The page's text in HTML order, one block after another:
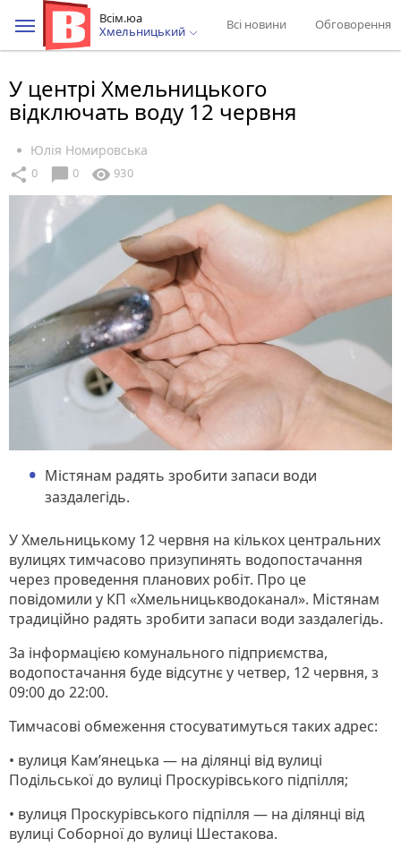
Всім.юа
Хмельницький
Всі новини Обговорення
У центрі Хмельницького
відключать воду 12 червня
Юлія Номировська
share 0 chat_bubble 0 visibility 930
Містянам радять зробити запаси води
заздалегідь.
У Хмельницькому 12 червня на кількох центральних
вулицях тимчасово призупинять водопостачання
через проведення планових робіт. Про це
повідомили у КП «Хмельницькводоканал». Містянам
традиційно радять зробити запаси води заздалегідь.
За інформацією комунального підприємства,
водопостачання буде відсутнє у четвер, 12 червня, з
09:00 до 22:00.
Тимчасові обмеження стосуватимуться таких адрес:
• вулиця Кам’янецька — на ділянці від вулиці
Подільської до вулиці Проскурівського підпілля;
• вулиця Проскурівського підпілля — на ділянці від
вулиці Соборної до вулиці Шестакова.